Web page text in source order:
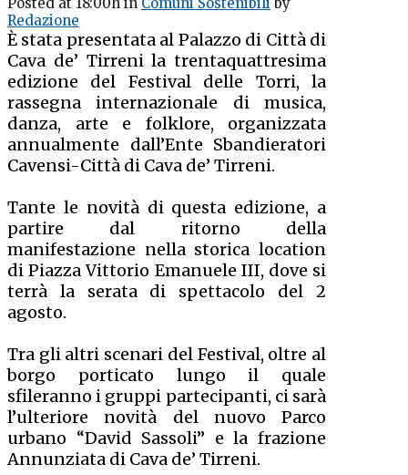
Redazione
È stata presentata al Palazzo di Città di
Cava de’ Tirreni la trentaquattresima
edizione del Festival delle Torri, la
rassegna internazionale di musica,
danza, arte e folklore, organizzata
annualmente dall’Ente Sbandieratori
Cavensi-Città di Cava de’ Tirreni.
Tante le novità di questa edizione, a
partire dal ritorno della
manifestazione nella storica location
di Piazza Vittorio Emanuele III, dove si
terrà la serata di spettacolo del 2
agosto.
Tra gli altri scenari del Festival, oltre al
borgo porticato lungo il quale
sfileranno i gruppi partecipanti, ci sarà
l’ulteriore novità del nuovo Parco
urbano “David Sassoli” e la frazione
Annunziata di Cava de’ Tirreni.